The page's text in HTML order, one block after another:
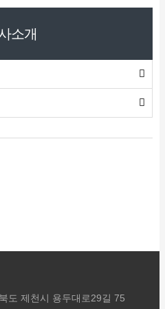
소개
도 제천시 용두대로29길 75